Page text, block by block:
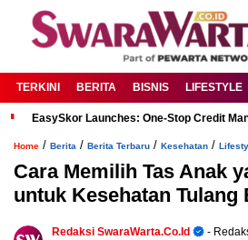
TERKINI BERITA BISNIS LIFESTYLE
EasySkor Launches: One-Stop Credit
Home / Berita / Berita Terbaru / Kesehatan /
Cara Memilih Tas Anak
untuk Kesehatan Tulang
Redaksi SwaraWarta.co.id
-